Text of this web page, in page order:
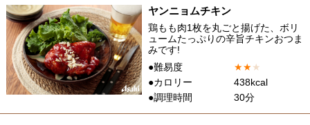
ヤンニョムチキン
鶏もも肉1枚を丸ごと揚げた、ボリ
ュームたっぷりの辛旨チキンおつま
みです!
●難易度
★★★
●カロリー
438kcal
●調理時間
30分